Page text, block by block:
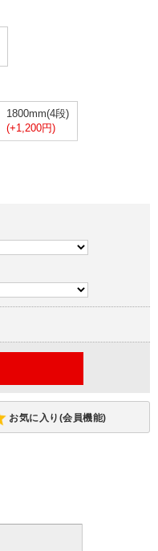
1800mm(4段)
(+1,200円)
お気に入り(会員機能)